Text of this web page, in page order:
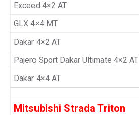
Exceed 4×2 AT
GLX 4×4 MT
Dakar 4×2 AT
Pajero Sport Dakar Ultimate 4×2 AT
Dakar 4×4 AT
Mitsubishi Strada Triton